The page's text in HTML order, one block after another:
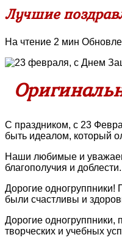
Лучшие
На чтение 2 мин
С праздником, с 23
быть идеалом, который
Наши любимые и
благополучия и
Дорогие
были счастливы и
Дорогие одногруппники,
творческих и учебных